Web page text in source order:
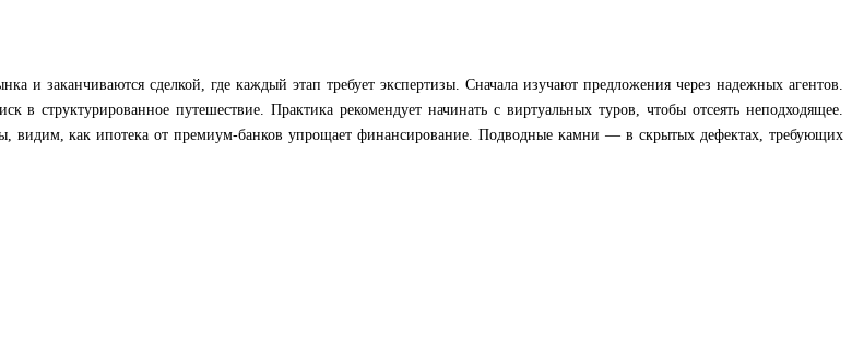
и заканчиваются сделкой, где каждый этап требует экспертизы. Сначала изучают предложения через надежных агентов.
структурированное путешествие. Практика рекомендует начинать с виртуальных туров, чтобы отсеять неподходящее.
как ипотека от премиум-банков упрощает финансирование. Подводные камни — в скрытых дефектах, требующих